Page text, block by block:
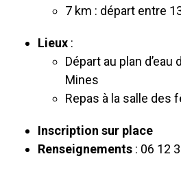
7 km : départ entre
Lieux :
Départ au plan d’eau
Mines
Repas à la salle des
Inscription sur place
Renseignements : 06 12